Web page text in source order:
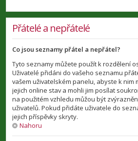
Přátelé a nepřátelé
Co jsou seznamy přátel a nepřátel?
Tyto seznamy můžete použít k rozdělení
Uživatelé přidáni do vašeho seznamu
vašem uživatelském panelu, abyste k nim
jejich online stav a mohli jim posílat
na použitém vzhledu můžou být
uživatelů. Pokud přidáte uživatele do
jejich příspěvky skryty.
Nahoru